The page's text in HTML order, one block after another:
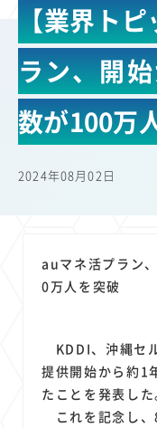
アプリ 51 つながりや
タブレット 38 インタ
混雑環境 MVNO 28
22
電車 17 料金 16 所有状
11
電子マネー 6 ワイモ
5
オフィスビル 3 マイ
Anthropic 2 Perplexity
Genspark 2 配車アプ
【業界ト
ラン、開
数が100万
2024年08月02日
auマネ活プラン
0万人を突破
KDDI、沖縄セ
提供開始から約1
たことを発表した
これを記念し、